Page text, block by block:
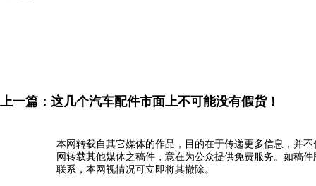
上一篇： 这几个汽车配件市面上不可能没有假货！
本网转载自其它媒体的作品，目的在于传递更多信息，并
网转载其他媒体之稿件，意在为公众提供免费服务。如稿
联系，本网视情况可立即将其撤除。